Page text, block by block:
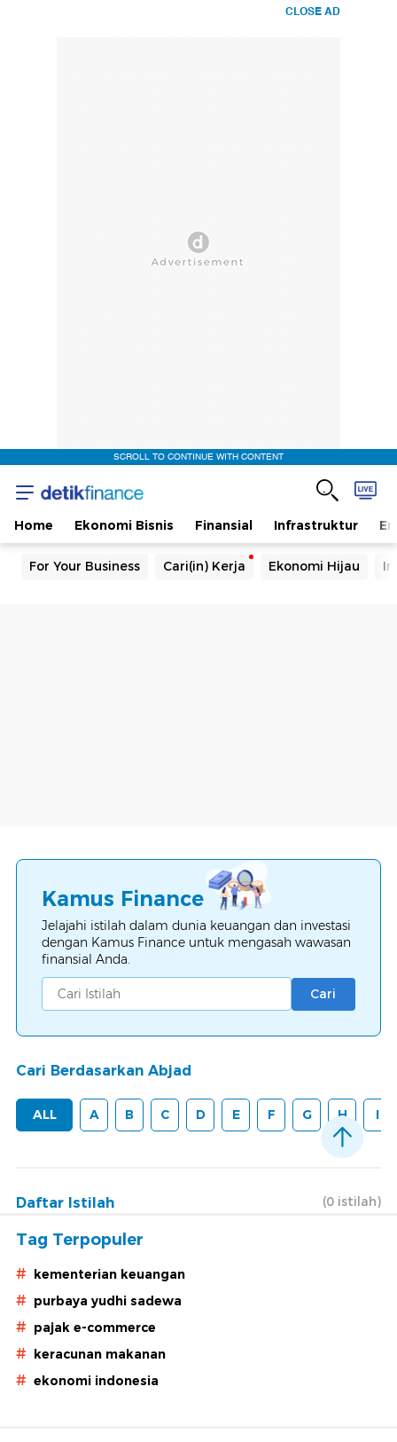
CLOSE AD
SCROLL TO CONTINUE WITH CONTENT
Home Ekonomi Bisnis Finansial Infrastruktur
For Your Business Cari(in) Kerja Ekonomi Hijau
Kamus Finance
Jelajahi istilah dalam dunia keuangan dan investasi
dengan Kamus Finance untuk mengasah wawasan
finansial Anda.
Cari
Cari Berdasarkan Abjad
ALL A B C D E F G H I
Daftar Istilah (0 istilah)
Tag Terpopuler
# kementerian keuangan
# purbaya yudhi sadewa
# pajak e-commerce
# keracunan makanan
# ekonomi indonesia